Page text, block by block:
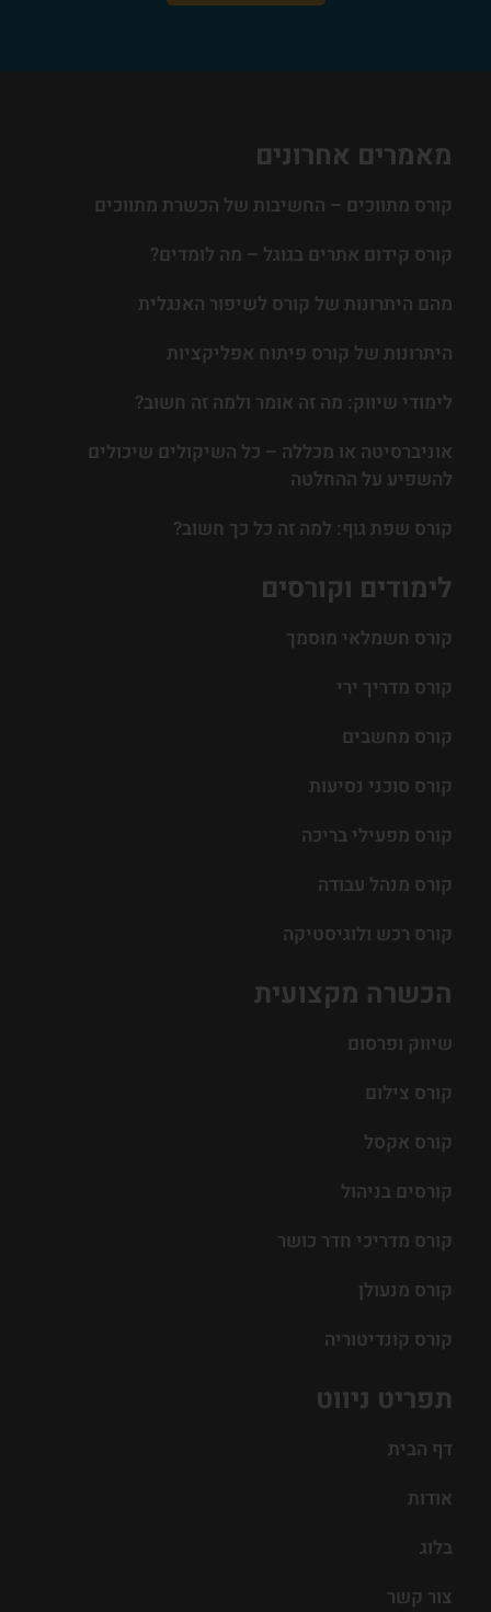
תפריט ניווט
דף הבית
אודות
בלוג
צור קשר
הכשרה מקצועית
שיווק ופרסום
קורס צילום
קורס אקסל
קורסים בניהול
קורס מדריכי חדר כושר
קורס מנעולן
קורס קונדיטוריה
לימודים וקורסים
קורס חשמלאי מוסמך
קורס מדריך ירי
קורס מחשבים
קורס סוכני נסיעות
קורס מפעילי בריכה
קורס מנהל עבודה
קורס רכש ולוגיסטיקה
מאמרים אחרונים
קורס מתווכים – החשיבות של הכשרת מתווכים
קורס קידום אתרים בגוגל – מה לומדים?
מהם היתרונות של קורס לשיפור האנגלית
היתרונות של קורס פיתוח אפליקציות
לימודי שיווק: מה זה אומר ולמה זה חשוב?
אוניברסיטה או מכללה – כל השיקולים שיכולים
להשפיע על ההחלטה
קורס שפת גוף: למה זה כל כך חשוב?